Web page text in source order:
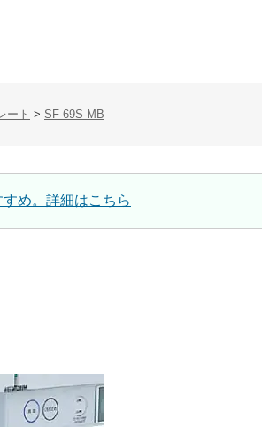
ート > SF-69S-MB
め。詳細はこちら